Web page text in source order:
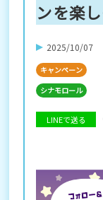
ンを楽
2025/10/07
キャンペーン
シナモロール
LINEで送る